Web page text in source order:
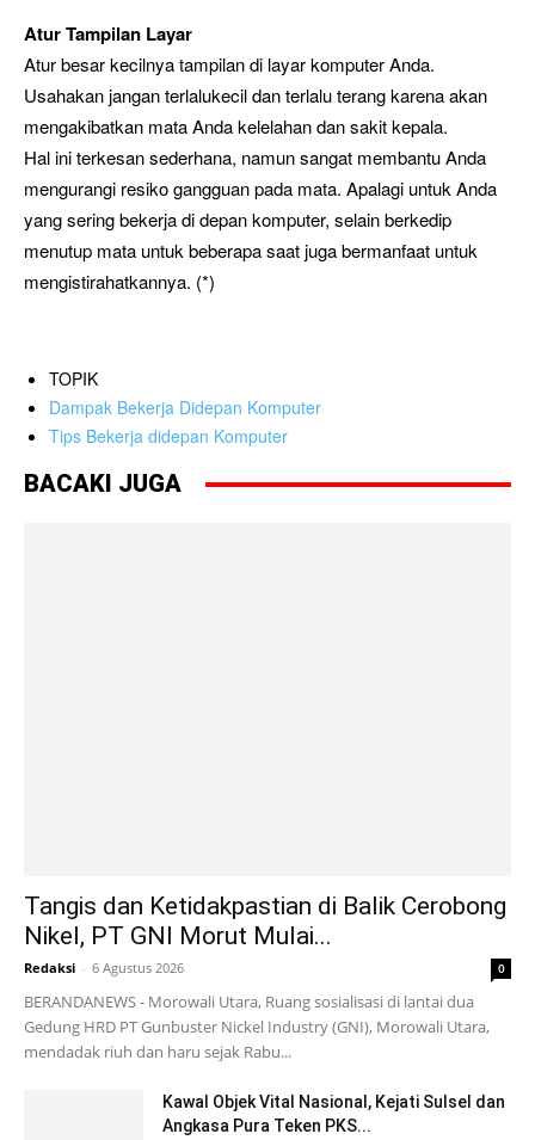
Atur Tampilan Layar
Atur besar kecilnya tampilan di layar komputer Anda.
Usahakan jangan terlalukecil dan terlalu terang karena akan
mengakibatkan mata Anda kelelahan dan sakit kepala.
Hal ini terkesan sederhana, namun sangat membantu Anda
mengurangi resiko gangguan pada mata. Apalagi untuk Anda
yang sering bekerja di depan komputer, selain berkedip
menutup mata untuk beberapa saat juga bermanfaat untuk
mengistirahatkannya. (*)
TOPIK
Dampak Bekerja Didepan Komputer
Tips Bekerja didepan Komputer
BACAKI JUGA
Tangis dan Ketidakpastian di Balik Cerobong
Nikel, PT GNI Morut Mulai...
Redaksi - 6 Agustus 2026 0
BERANDANEWS - Morowali Utara, Ruang sosialisasi di lantai dua
Gedung HRD PT Gunbuster Nickel Industry (GNI), Morowali Utara,
mendadak riuh dan haru sejak Rabu...
Kawal Objek Vital Nasional, Kejati Sulsel dan
Angkasa Pura Teken PKS...